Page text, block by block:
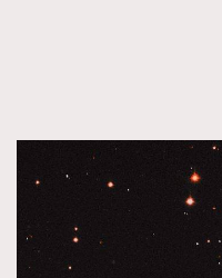
AFrenchMind